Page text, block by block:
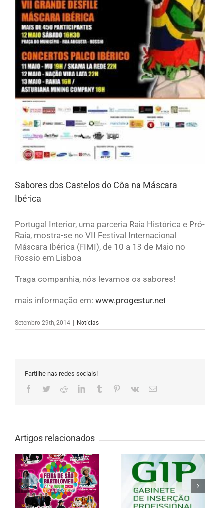
Sabores dos Castelos do Côa na Máscara
Ibérica
Portugal Interior, uma parceria Raia Histórica e Pró-
Raia, mostra-se no VII Festival Internacional
Máscara Ibérica (FIMI), de 10 a 13 de Maio no
Rossio em Lisboa.
Traga companhia, nós levamos os sabores!
mais informação em: www.progestur.net
Setembro 29th, 2014 Notícias
Partilhe nas redes sociais!
Facebook
TwitterRedditLinkedInTumblr Pinterest
Vk
Email
Artigos relacionados
GIP de Trancoso
reforça apoio ao
emprego com mais de
430 atendimentos no
GIP Castelos do Côa —
Trancoso assegura
continuidade até